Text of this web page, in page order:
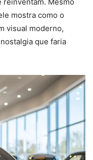
mostra como o
visual moderno,
que faria